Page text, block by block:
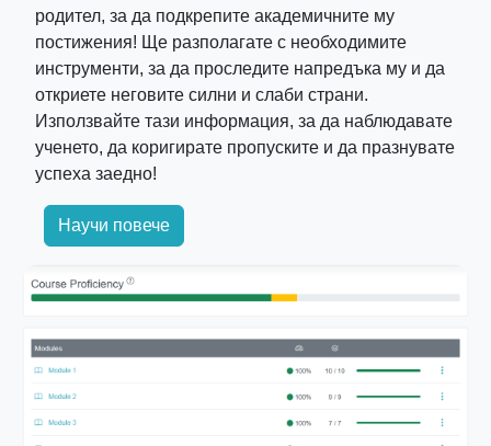
родител, за да подкрепите академичните му
постижения! Ще разполагате с необходимите
инструменти, за да проследите напредъка му и да
откриете неговите силни и слаби страни.
Използвайте тази информация, за да наблюдавате
ученето, да коригирате пропуските и да празнувате
успеха заедно!
Научи повече